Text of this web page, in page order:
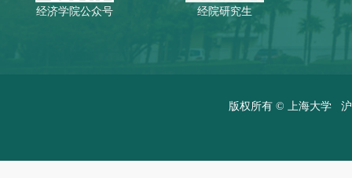
经济学院公众号 经院研究生
版权所有 © 上海大学